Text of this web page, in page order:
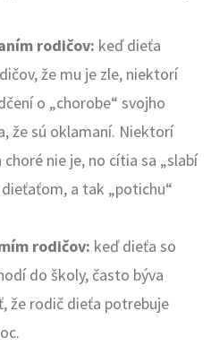
rodičov: keď dieťa
že mu je zle, niektorí
o „chorobe“ svojho
že sú oklamaní. Niektorí
nie je, no cítia sa „slabí
a tak „potichu“
rodičov: keď dieťa so
do školy, často býva
že rodič dieťa potrebuje